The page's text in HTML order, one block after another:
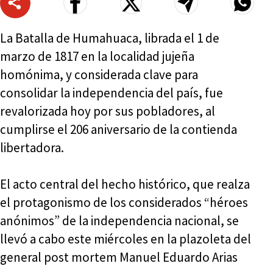
La Batalla de Humahuaca, librada el 1 de
marzo de 1817 en la localidad jujeña
homónima, y considerada clave para
consolidar la independencia del país, fue
revalorizada hoy por sus pobladores, al
cumplirse el 206 aniversario de la contienda
libertadora.
El acto central del hecho histórico, que realza
el protagonismo de los considerados “héroes
anónimos” de la independencia nacional, se
llevó a cabo este miércoles en la plazoleta del
general post mortem Manuel Eduardo Arias